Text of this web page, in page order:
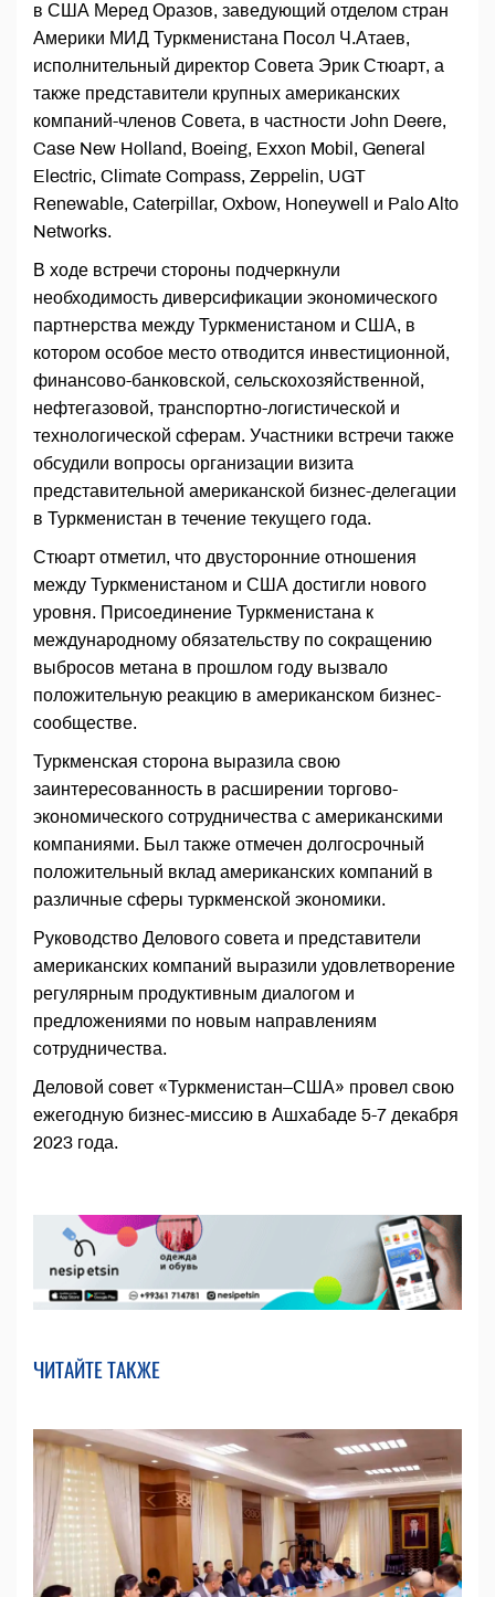
в США Меред Оразов, заведующий отделом стран
Америки МИД Туркменистана Посол Ч.Атаев,
исполнительный директор Совета Эрик Стюарт, а
также представители крупных американских
компаний-членов Совета, в частности John Deere,
Case New Holland, Boeing, Exxon Mobil, General
Electric, Climate Compass, Zeppelin, UGT
Renewable, Caterpillar, Oxbow, Honeywell и Palo Alto
Networks.
В ходе встречи стороны подчеркнули
необходимость диверсификации экономического
партнерства между Туркменистаном и США, в
котором особое место отводится инвестиционной,
финансово-банковской, сельскохозяйственной,
нефтегазовой, транспортно-логистической и
технологической сферам. Участники встречи также
обсудили вопросы организации визита
представительной американской бизнес-делегации
в Туркменистан в течение текущего года.
Стюарт отметил, что двусторонние отношения
между Туркменистаном и США достигли нового
уровня. Присоединение Туркменистана к
международному обязательству по сокращению
выбросов метана в прошлом году вызвало
положительную реакцию в американском бизнес-
сообществе.
Туркменская сторона выразила свою
заинтересованность в расширении торгово-
экономического сотрудничества с американскими
компаниями. Был также отмечен долгосрочный
положительный вклад американских компаний в
различные сферы туркменской экономики.
Руководство Делового совета и представители
американских компаний выразили удовлетворение
регулярным продуктивным диалогом и
предложениями по новым направлениям
сотрудничества.
Деловой совет «Туркменистан–США» провел свою
ежегодную бизнес-миссию в Ашхабаде 5-7 декабря
2023 года.
ЧИТАЙТЕ ТАКЖЕ